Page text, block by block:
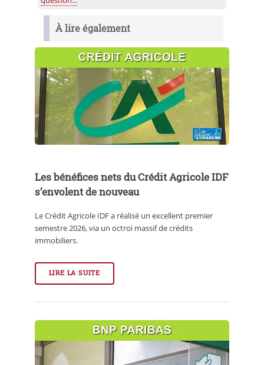
À lire également
Les bénéfices nets du Crédit Agricole IDF
s’envolent de nouveau
Le Crédit Agricole IDF a réalisé un excellent premier
semestre 2026, via un octroi massif de crédits
immobiliers.
LIRE LA SUITE